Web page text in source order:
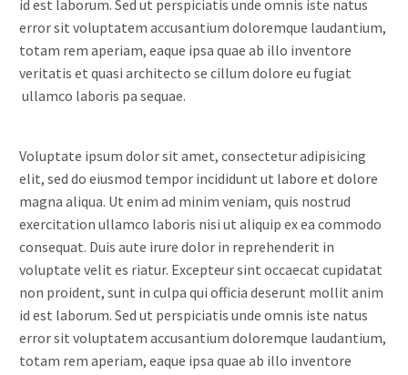
id est laborum. Sed ut perspiciatis unde omnis iste natus
error sit voluptatem accusantium doloremque laudantium,
totam rem aperiam, eaque ipsa quae ab illo inventore
veritatis et quasi architecto se cillum dolore eu fugiat
ullamco laboris pa sequae.
Voluptate ipsum dolor sit amet, consectetur adipisicing
elit, sed do eiusmod tempor incididunt ut labore et dolore
magna aliqua. Ut enim ad minim veniam, quis nostrud
exercitation ullamco laboris nisi ut aliquip ex ea commodo
consequat. Duis aute irure dolor in reprehenderit in
voluptate velit es riatur. Excepteur sint occaecat cupidatat
non proident, sunt in culpa qui officia deserunt mollit anim
id est laborum. Sed ut perspiciatis unde omnis iste natus
error sit voluptatem accusantium doloremque laudantium,
totam rem aperiam, eaque ipsa quae ab illo inventore